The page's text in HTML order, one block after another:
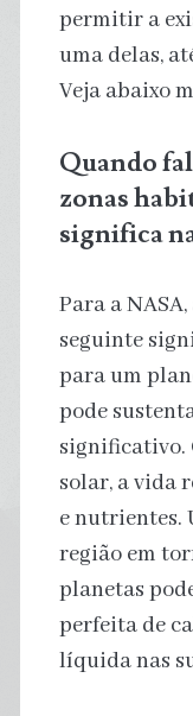
permitir a
uma delas,
Veja abaixo
Quando
zonas
significa
Para a
seguinte
para um
pode
significativo.
solar, a vida
e nutrientes.
região em
planetas
perfeita de
líquida nas